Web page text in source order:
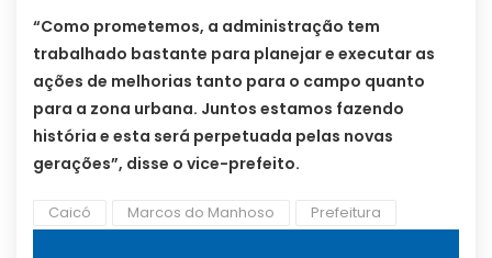
“Como prometemos, a administração tem
trabalhado bastante para planejar e executar as
ações de melhorias tanto para o campo quanto
para a zona urbana. Juntos estamos fazendo
história e esta será perpetuada pelas novas
gerações”, disse o vice-prefeito.
Caicó Marcos do Manhoso Prefeitura